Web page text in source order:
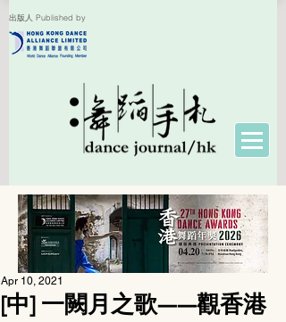
出版人 Published by
[中] 一闕月之歌——觀香港
Apr 10, 2021